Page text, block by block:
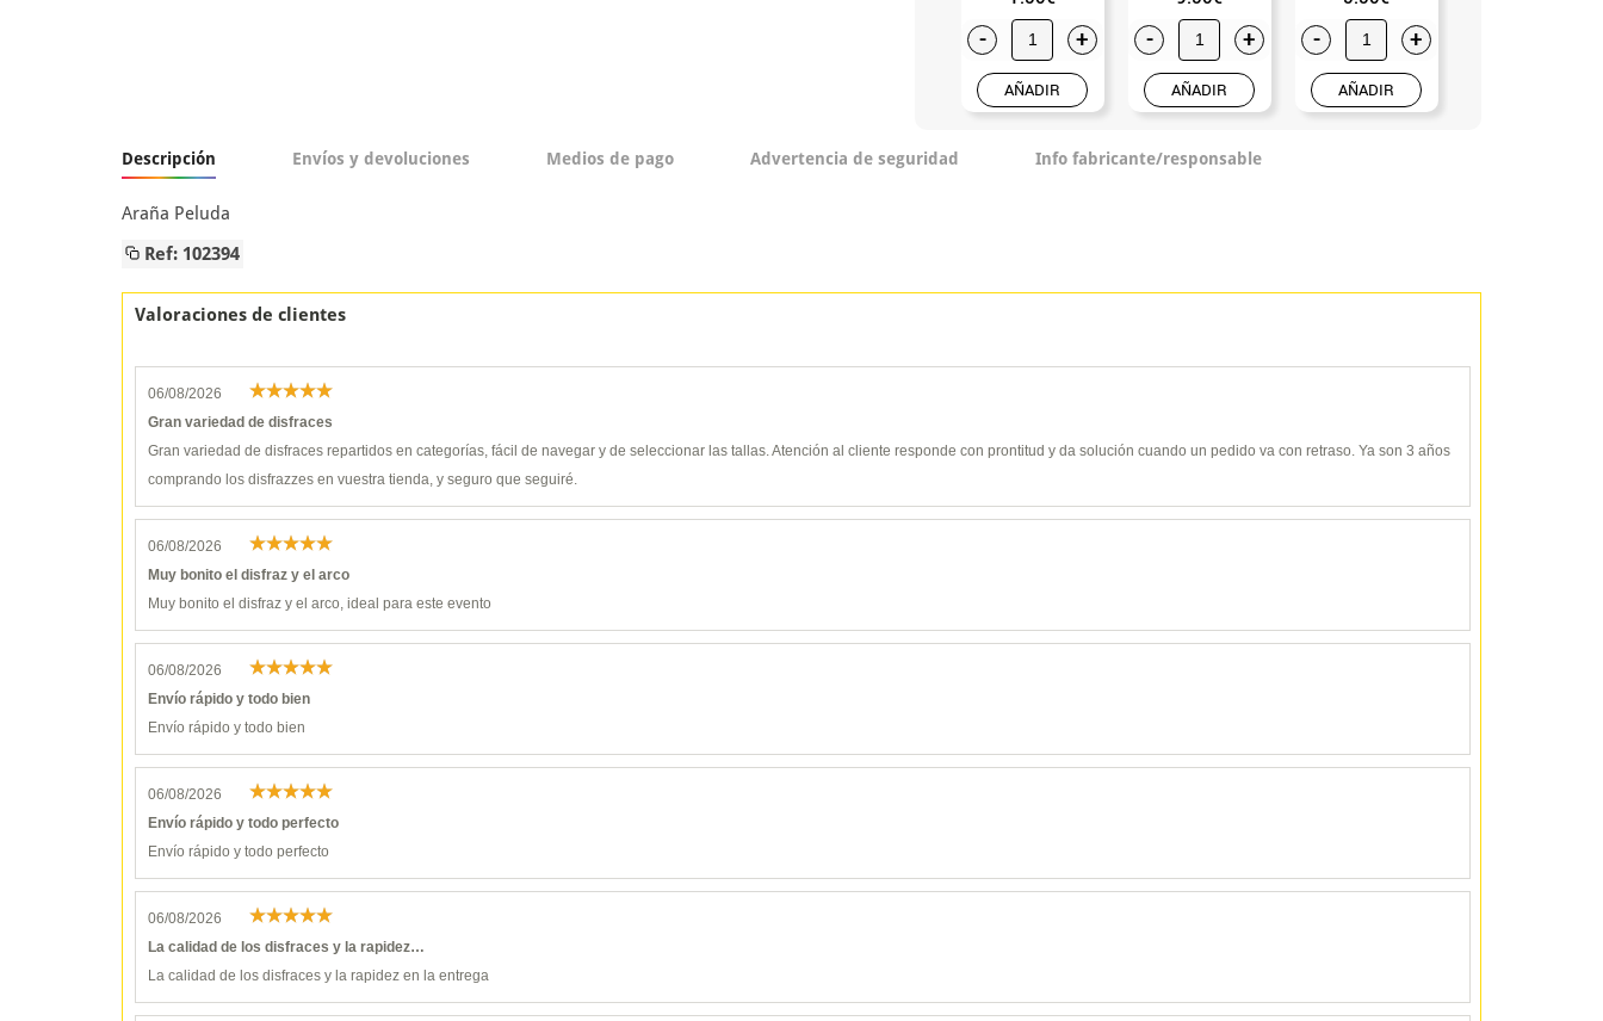
- +
AÑADIR
- +
AÑADIR
- +
AÑADIR
Descripción Envíos y devoluciones Medios de pago Advertencia de seguridad Info fabricante/responsable
Araña Peluda
Ref: 102394
Valoraciones de clientes
06/08/2026
Gran variedad de disfraces
Gran variedad de disfraces repartidos en categorías, fácil de navegar y de seleccionar las tallas. Atención al cliente responde con prontitud y da solución cuando un pedido va con retraso. Ya son 3 años
comprando los disfrazzes en vuestra tienda, y seguro que seguiré.
06/08/2026
Muy bonito el disfraz y el arco
Muy bonito el disfraz y el arco, ideal para este evento
06/08/2026
Envío rápido y todo bien
Envío rápido y todo bien
06/08/2026
Envío rápido y todo perfecto
Envío rápido y todo perfecto
06/08/2026
La calidad de los disfraces y la rapidez…
La calidad de los disfraces y la rapidez en la entrega